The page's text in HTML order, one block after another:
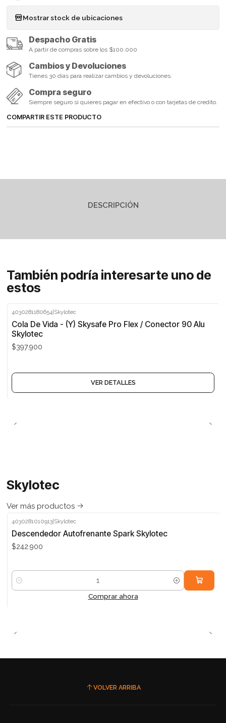
Mostrar stock de ubicaciones
Despacho Gratis
A partir de compras sobre los $100.000
Cambios y Devoluciones
Tienes 30 días para realizar cambios y devoluciones.
Compra seguro
Siempre seguro si quieres pagar en efectivo o con tarjetas de credito.
COMPARTIR ESTE PRODUCTO
DESCRIPCIÓN
También podría interesarte uno de
estos
Agotado
4030281180654|Skylotec
Cola De Vida - (Y) Skysafe Pro Flex / Conector 90 Alu
Skylotec
$397.900
VER DETALLES
Skylotec
Ver más productos
4030281010913 Skylotec
Descendedor Autofrenante Spark Skylotec
$242.900
Cantidad
Comprar ahora
VOLVER ARRIBA